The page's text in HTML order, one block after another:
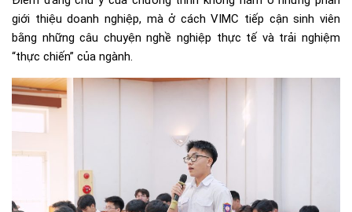
giới thiệu doanh nghiệp, mà ở cách VIMC tiếp cận sinh viên
bằng những câu chuyện nghề nghiệp thực tế và trải nghiệm
“thực chiến” của ngành.